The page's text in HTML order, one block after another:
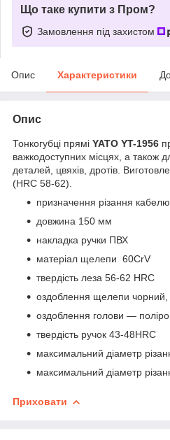
Що таке купити з Пром?
Замовлення під захистом
Опис Характеристики
Опис
Тонкогубці прямі YATO YT-1956
важкодоступних місцях, а також
деталей, цвяхів, дротів.
(HRC 58-62).
призначення різання кабелю
довжина 150 мм
накладка ручки ПВХ
матеріал щелепи 60CrV
твердість леза 56-62 HRС
оздоблення щелепи чорний,
оздоблення голови —
твердість ручок 43-48HRC
максимальний діаметр
максимальний діаметр
Приховати